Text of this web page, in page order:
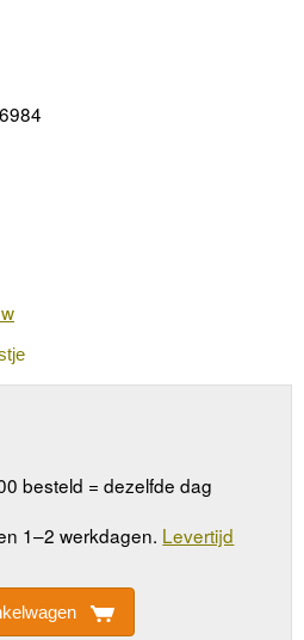
besteld = dezelfde dag
1–2 werkdagen. Levertijd